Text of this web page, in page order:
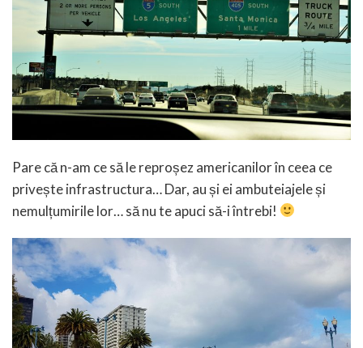
Pare că n-am ce să le reproșez americanilor în ceea ce
privește infrastructura… Dar, au și ei ambuteiajele și
nemulțumirile lor… să nu te apuci să-i întrebi!